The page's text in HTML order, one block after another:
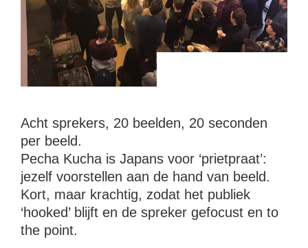
Acht sprekers, 20 beelden, 20 seconden
per beeld.
Pecha Kucha is Japans voor ‘prietpraat’:
jezelf voorstellen aan de hand van beeld.
Kort, maar krachtig, zodat het publiek
‘hooked’ blijft en de spreker gefocust en to
the point.